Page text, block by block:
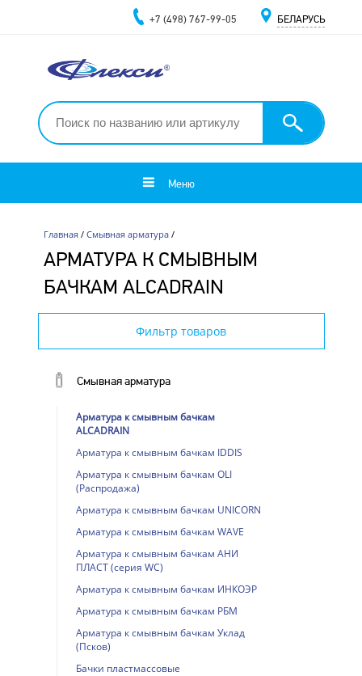
+7 (498) 767-99-05 БЕЛАРУСЬ
Меню
Главная/ Смывная арматура/
АРМАТУРА К СМЫВНЫМ
БАЧКАМ ALCADRAIN
Фильтр товаров
Смывная арматура
Арматура к смывным бачкам
ALCADRAIN
Арматура к смывным бачкам IDDIS
Арматура к смывным бачкам OLI
(Распродажа)
Арматура к смывным бачкам UNICORN
Арматура к смывным бачкам WAVE
Арматура к смывным бачкам АНИ
ПЛАСТ (серия WC)
Арматура к смывным бачкам ИНКОЭР
Арматура к смывным бачкам РБМ
Арматура к смывным бачкам Уклад
(Псков)
Бачки пластмассовые